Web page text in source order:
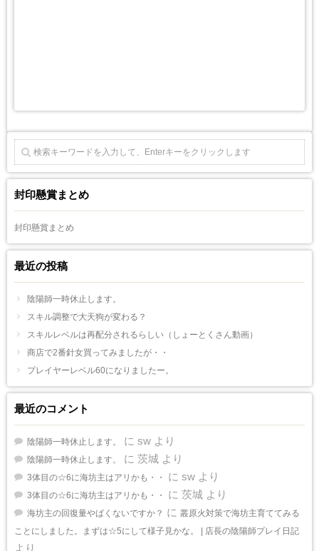
封印懸賞まとめ
封印懸賞まとめ
最近の投稿
陰陽師一時休止します。
スキル調整で大天狗が変わる？
スキルレベルは再配分されるらしい（しょーとくさん動画）
商店で2番針女買ってみましたが・・
プレイヤーレベル60になりましたー。
最近のコメント
陰陽師一時休止します。 に sw より
陰陽師一時休止します。 に 茨城 より
3体目の☆6に海坊主はアリかも・・ に sw より
3体目の☆6に海坊主はアリかも・・ に 茨城 より
海坊主の回復量やばくないですか？ に 叢原火対策で海坊主育ててみる
ことにしました。まずは☆5にして様子見かな。 | 店長の陰陽師プレイ日記
より